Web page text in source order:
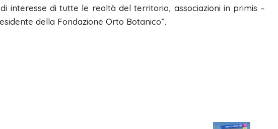
interesse di tutte le realtà del territorio, associazioni in primis –
della Fondazione Orto Botanico”.